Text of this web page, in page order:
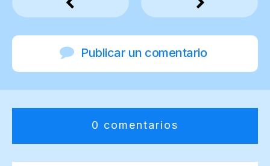
Publicar un comentario
0 comentarios